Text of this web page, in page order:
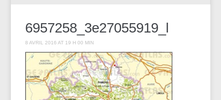
6957258_3e27055919_l
8 AVRIL 2016 AT 19 H 00 MIN